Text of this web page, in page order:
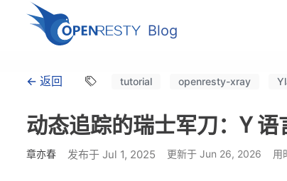
Blog
← 返回 tutorial openresty-xray
动态追踪的瑞士军刀：Y
章亦春 发布于 Jul 1, 2025 更新于 Jun 26, 2026 用